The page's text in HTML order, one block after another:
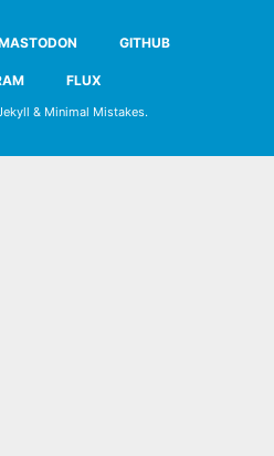
GITHUB
FLUX
& Minimal Mistakes.